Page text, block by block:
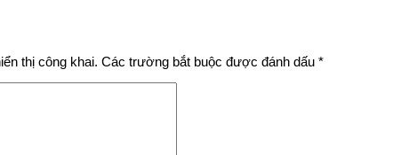
thị công khai. Các trường bắt buộc được đánh dấu *